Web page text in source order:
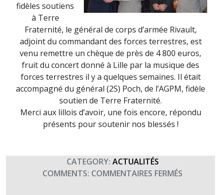
fidèles soutiens
à Terre
Fraternité, le général de corps d’armée Rivault,
adjoint du commandant des forces terrestres, est
venu remettre un chèque de près de 4 800 euros,
fruit du concert donné à Lille par la musique des
forces terrestres il y a quelques semaines. Il était
accompagné du général (2S) Poch, de l’AGPM, fidèle
soutien de Terre Fraternité.
Merci aux lillois d’avoir, une fois encore, répondu
présents pour soutenir nos blessés !
CATEGORY: ACTUALITÉS
COMMENTS: COMMENTAIRES FERMÉS